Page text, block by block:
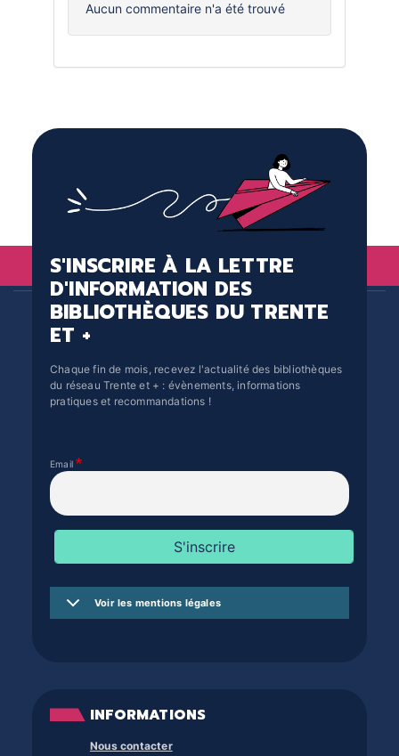
Aucun commentaire n'a été trouvé
S'INSCRIRE À LA LETTRE
D'INFORMATION DES
BIBLIOTHÈQUES DU TRENTE
ET +
Chaque fin de mois, recevez l'actualité des bibliothèques
du réseau Trente et + : évènements, informations
pratiques et recommandations !
Email
Voir les mentions légales
INFORMATIONS
Nous contacter